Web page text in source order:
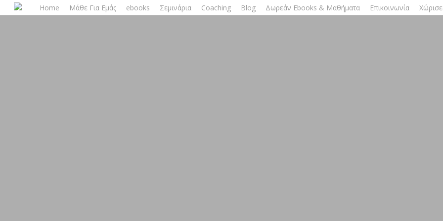
to
Home Μάθε Για Εμάς ebooks Σεμινάρια Coaching Blog Δωρεάν Ebooks & Μαθήματα Επικοινωνία